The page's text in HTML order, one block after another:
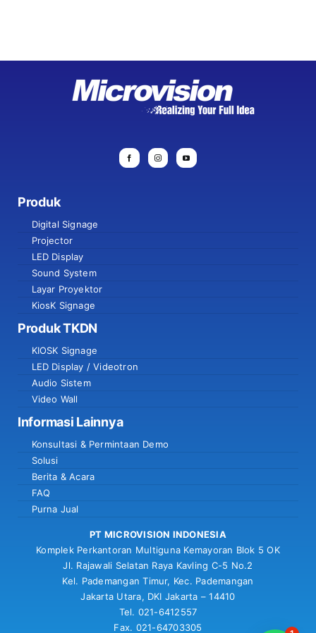
Produk
Digital Signage
Projector
LED Display
Sound System
Layar Proyektor
KiosK Signage
Produk TKDN
KIOSK Signage
LED Display / Videotron
Audio Sistem
Video Wall
Informasi Lainnya
Konsultasi & Permintaan Demo
Solusi
Berita & Acara
FAQ
Purna Jual
PT MICROVISION INDONESIA
Komplek Perkantoran Multiguna Kemayoran Blok 5 OK
Jl. Rajawali Selatan Raya Kavling C-5 No.2
Kel. Pademangan Timur, Kec. Pademangan
Jakarta Utara, DKI Jakarta – 14410
Tel. 021-6412557
Fax. 021-64703305